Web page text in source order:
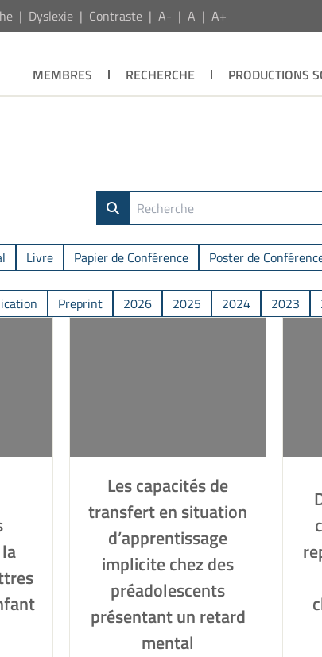
Dyslexie Contraste A- A A+
MEMBRES RECHERCHE PRODUCTIONS
Livre Papier de Conférence Poster de
Preprint 2026 2025 2024 2023
Les capacités de
transfert en situation
d’apprentissage
implicite chez des
préadolescents
présentant un retard
mental